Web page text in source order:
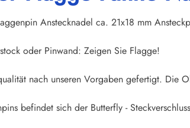
Anstecknadel ca. 21x18 mm
oder Pinwand: Zeigen Sie Flagge!
nach unseren Vorgaben gefertigt. Die
befindet sich der Butterfly -